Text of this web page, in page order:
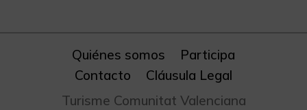
Quiénes somos
Participa
Contacto
Cláusula Legal
Turisme Comunitat Valenciana